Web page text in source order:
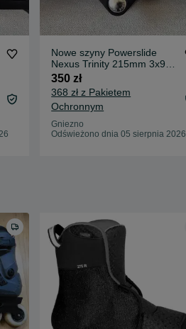
Nowe szyny Powerslide
Nexus Trinity 215mm 3x90
aluminium lotnicze CNC
flat/rocker regulowane
350 zł
368 zł z Pakietem
Ochronnym
Gniezno
Odświeżono dnia 05 sierpnia 2026